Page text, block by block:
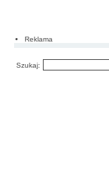
Reklama
Szukaj: